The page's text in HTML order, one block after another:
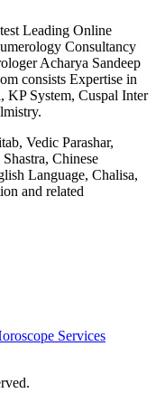
Leading Online
Consultancy
Acharya Sandeep
consists Expertise in
KP System, Cuspal Inter
Vedic Parashar,
Chinese
Language, Chalisa,
and related
Services